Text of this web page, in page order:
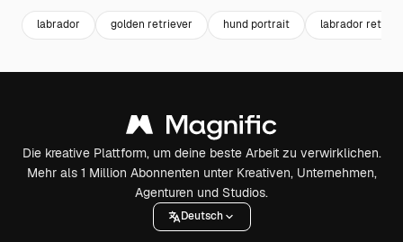
labrador golden retriever hund portrait labrador
Die kreative Plattform, um deine beste Arbeit zu verwirklichen.
Mehr als 1 Million Abonnenten unter Kreativen, Unternehmen,
Agenturen und Studios.
Deutsch